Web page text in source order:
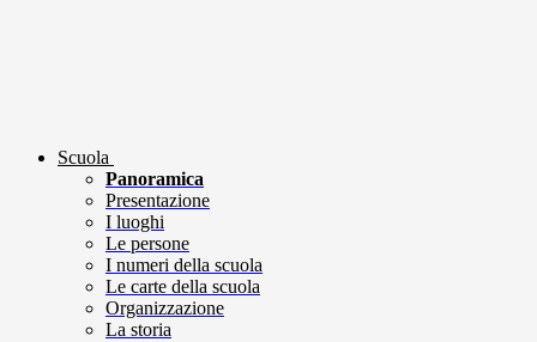
Scuola
Panoramica
Presentazione
I luoghi
Le persone
I numeri della scuola
Le carte della scuola
Organizzazione
La storia